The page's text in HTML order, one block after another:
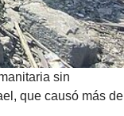
sin
que causó más de